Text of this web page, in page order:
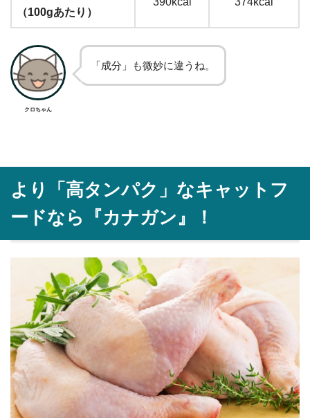
（100gあたり）
クロちゃん
「成分」も微妙に違うね。
より「高タンパク」なキャットフ
ードなら『カナガン』！